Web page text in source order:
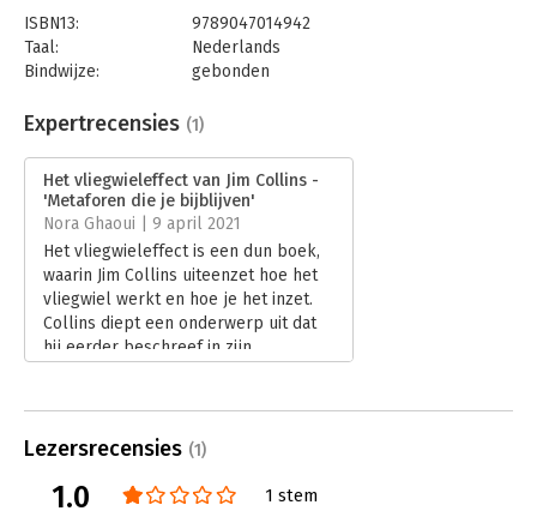
ISBN13:
9789047014942
Taal:
Nederlands
Bindwijze:
gebonden
Uitgever:
Business Contact
Verschijningsdatum:
25-2-2021
Hoofdrubriek:
Strategisch management
Business Bibliotheek
Expertrecensies (1)
Het vliegwieleffect van Jim Collins -
'Metaforen die je bijblijven'
Nora Ghaoui | 9 april 2021
Het vliegwieleffect is een dun boek,
waarin Jim Collins uiteenzet hoe het
vliegwiel werkt en hoe je het inzet.
Collins diept een onderwerp uit dat
hij eerder beschreef in zijn
Lezersrecensies (1)
1.0 1 stem